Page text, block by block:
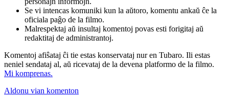
Se vi intencas komuniki kun la aŭtoro, komentu ankaŭ ĉe la
oficiala paĝo de la filmo.
Malrespektaj aŭ insultaj komentoj povas esti forigitaj aŭ
redaktitaj de administrantoj.
Komentoj afiŝataj ĉi tie estas konservataj nur en Tubaro. Ili estas
neniel sendataj al, aŭ ricevataj de la devena platformo de la filmo.
Mi komprenas.
Aldonu vian komenton